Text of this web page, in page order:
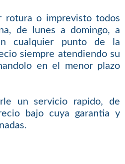
rotura o imprevisto todos
de lunes a domingo, a
cualquier punto de la
siempre atendiendo su
en el menor plazo
un servicio rapido, de
bajo cuya garantia y